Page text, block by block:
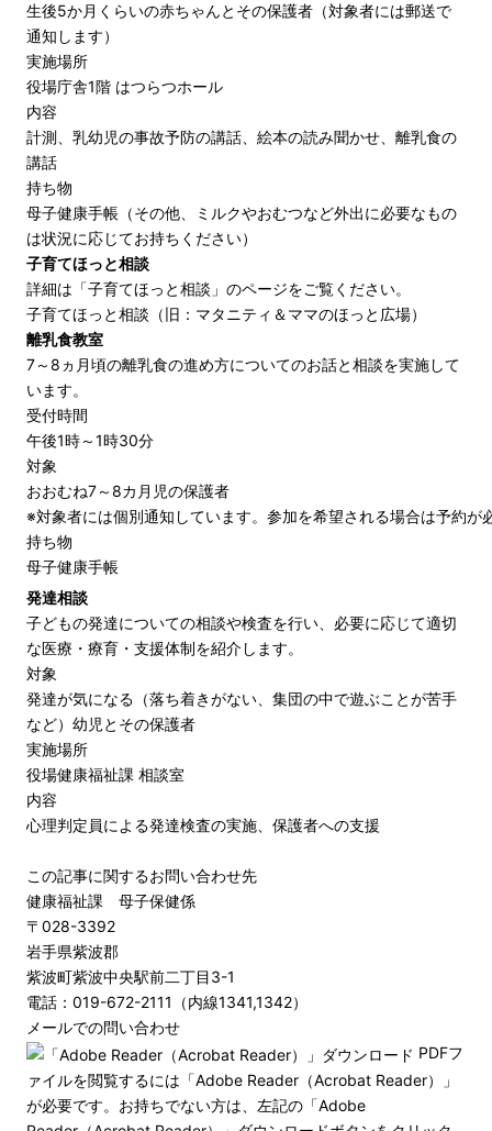
生後5か月くらいの赤ちゃんとその保護者（対象者には郵送で
通知します）
実施場所
役場庁舎1階 はつらつホール
内容
計測、乳幼児の事故予防の講話、絵本の読み聞かせ、離乳食の
講話
持ち物
母子健康手帳（その他、ミルクやおむつなど外出に必要なもの
は状況に応じてお持ちください）
子育てほっと相談
詳細は「子育てほっと相談」のページをご覧ください。
子育てほっと相談（旧：マタニティ＆ママのほっと広場）
離乳食教室
7～8ヵ月頃の離乳食の進め方についてのお話と相談を実施して
います。
受付時間
午後1時～1時30分
対象
おおむね7～8カ月児の保護者
※対象者には個別通知しています。参加を希望される場合は予約が
持ち物
母子健康手帳
発達相談
子どもの発達についての相談や検査を行い、必要に応じて適切
な医療・療育・支援体制を紹介します。
対象
発達が気になる（落ち着きがない、集団の中で遊ぶことが苦手
など）幼児とその保護者
実施場所
役場健康福祉課 相談室
内容
心理判定員による発達検査の実施、保護者への支援
この記事に関するお問い合わせ先
健康福祉課 母子保健係
〒028-3392
岩手県紫波郡
紫波町紫波中央駅前二丁目3-1
電話：019-672-2111（内線1341,1342）
メールでの問い合わせ
PDFフ
ァイルを閲覧するには「Adobe Reader（Acrobat Reader）」
が必要です。お持ちでない方は、左記の「Adobe